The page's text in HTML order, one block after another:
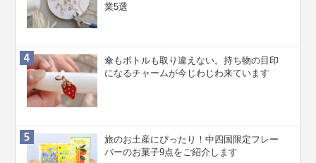
業5選
傘もボトルも取り違えない。持ち物の目印
になるチャームが今じわじわ来ています
旅のお土産にぴったり！中四国限定フレー
バーのお菓子9点をご紹介します